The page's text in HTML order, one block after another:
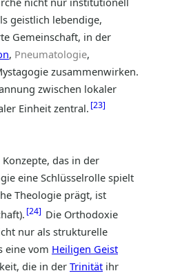
geistlich lebendige,
Gemeinschaft, in der
, Pneumatologie,
zusammenwirken.
zwischen lokaler
Einheit zentral. 23
das in der
eine Schlüsselrolle spielt
Theologie prägt, ist
24
Die Orthodoxie
nur als strukturelle
eine vom Heiligen Geist
die in der Trinität ihr